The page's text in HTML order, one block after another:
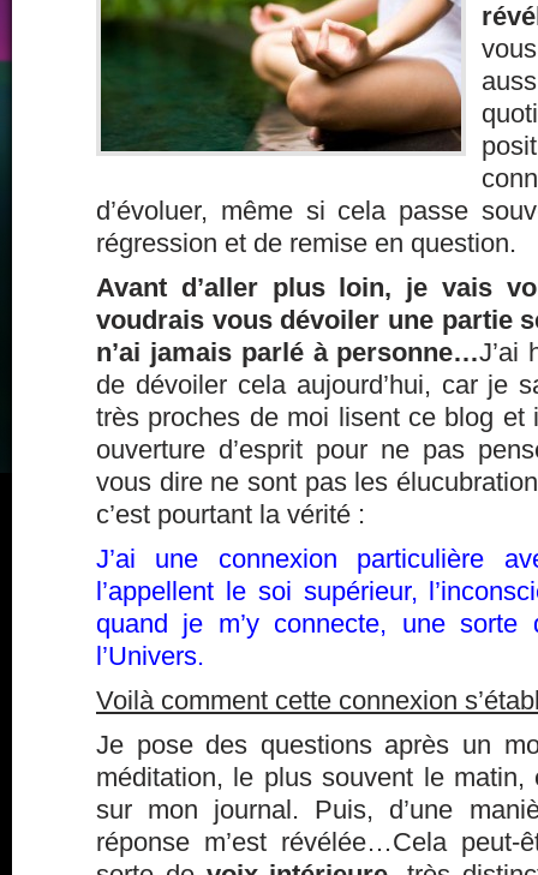
d’évoluer, même si cela passe
régression et de remise en question.
Avant d’aller plus loin, je vais
voudrais vous dévoiler une partie
n’ai jamais parlé à personne…J’ai
de dévoiler cela aujourd’hui, car je
très proches de moi lisent ce blog et
ouverture d’esprit pour ne pas
vous dire ne sont pas les
c’est pourtant la vérité :
J’ai une connexion particulière
l’appellent le soi supérieur,
quand je m’y connecte, une
l’Univers.
Voilà comment cette connexion
Je pose des questions après un
méditation, le plus souvent le
sur mon journal. Puis, d’une
réponse m’est révélée…Cela peut-